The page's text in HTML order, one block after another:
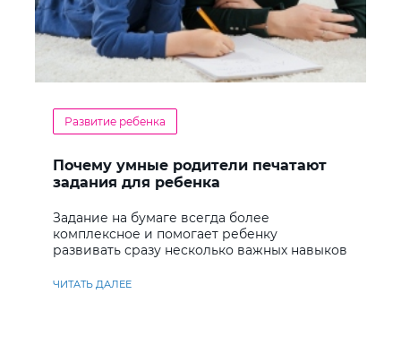
Развитие ребенка
Почему умные родители печатают
задания для ребенка
Задание на бумаге всегда более
комплексное и помогает ребенку
развивать сразу несколько важных навыков
ЧИТАТЬ ДАЛЕЕ